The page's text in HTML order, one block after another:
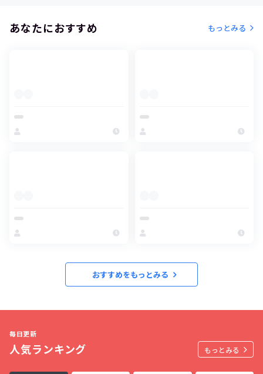
あなたにおすすめ もっとみる
おすすめをもっとみる
毎日更新
人気ランキング もっとみる